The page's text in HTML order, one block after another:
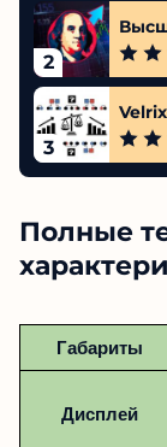
2
3
Velrix
Полные
Габариты
Дисплей